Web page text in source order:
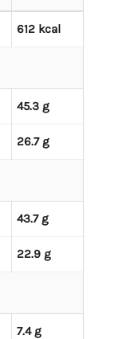
612 kcal
45.3 g
26.7 g
43.7 g
22.9 g
7.4 g